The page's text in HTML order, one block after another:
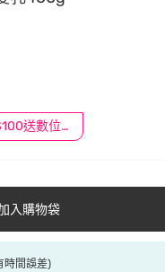
滿$100送數位印花
入購物袋
時間誤差)